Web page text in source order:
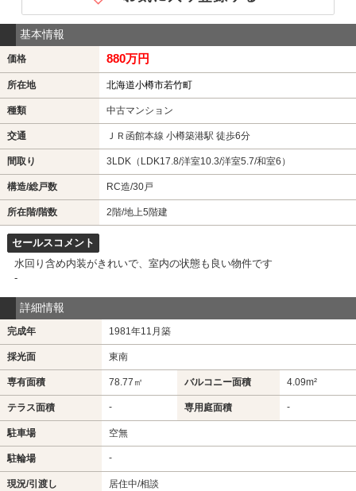
基本情報
価格 880万円
所在地 北海道小樽市若竹町
種類 中古マンション
交通 ＪＲ函館本線 小樽築港駅 徒歩6分
間取り 3LDK（LDK17.8/洋室10.3/洋室5.7/和室6）
構造/総戸数 RC造/30戸
所在階/階数 2階/地上5階建
セールスコメント
水回り含め内装がきれいで、室内の状態も良い物件です
-
詳細情報
完成年 1981年11月築
採光面 東南
専有面積 78.77㎡ バルコニー面積 4.09m²
テラス面積 - 専用庭面積 -
駐車場 空無
駐輪場 -
現況/引渡し 居住中/相談